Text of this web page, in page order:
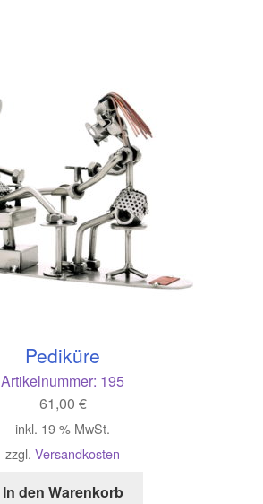
Pediküre
Artikelnummer: 195
61,00 €
inkl. 19 % MwSt.
zzgl. Versandkosten
In den Warenkorb